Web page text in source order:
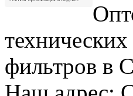
фильтров в